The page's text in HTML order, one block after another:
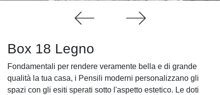
Box 18 Legno
Fondamentali per rendere veramente bella e di grande
qualità la tua casa, i Pensili moderni personalizzano gli
spazi con gli esiti sperati sotto l'aspetto estetico. Le doti